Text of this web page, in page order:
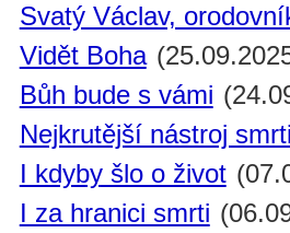
Svatý Václav,
Vidět Boha
Bůh bude s vámi
Nejkrutější nástroj smrti
I kdyby šlo o život
I za hranici smrti